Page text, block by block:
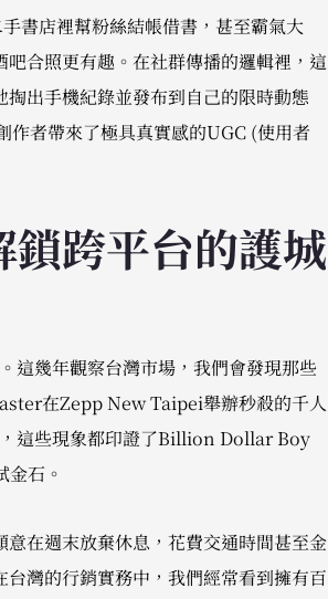
書店裡幫粉絲結帳借書，甚至霸氣大
合照更有趣。在社群傳播的邏輯裡，這
出手機紀錄並發布到自己的限時動態
作者帶來了極具真實感的UGC (使用者
跨平台的護城
這幾年觀察台灣市場，我們會發現那些
在Zepp New Taipei舉辦秒殺的千人
這些現象都印證了Billion Dollar Boy
石。
在週末放棄休息，花費交通時間甚至金
灣的行銷實務中，我們經常看到擁有百